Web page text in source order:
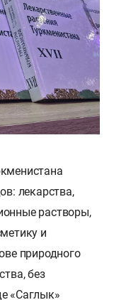
лекарства,
растворы,
и
природного
без
«Саглык»